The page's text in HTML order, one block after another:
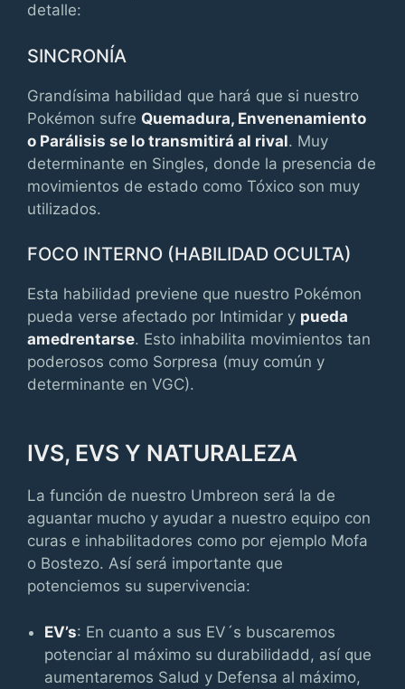
detalle:
SINCRONÍA
Grandísima habilidad que hará que si nuestro
Pokémon sufre Quemadura, Envenenamiento
o Parálisis se lo transmitirá al rival. Muy
determinante en Singles, donde la presencia de
movimientos de estado como Tóxico son muy
utilizados.
FOCO INTERNO (HABILIDAD OCULTA)
Esta habilidad previene que nuestro Pokémon
pueda verse afectado por Intimidar y pueda
amedrentarse. Esto inhabilita movimientos tan
poderosos como Sorpresa (muy común y
determinante en VGC).
IVS, EVS Y NATURALEZA
La función de nuestro Umbreon será la de
aguantar mucho y ayudar a nuestro equipo con
curas e inhabilitadores como por ejemplo Mofa
o Bostezo. Así será importante que
potenciemos su supervivencia:
EV’s: En cuanto a sus EV´s buscaremos
potenciar al máximo su durabilidadd, así que
aumentaremos Salud y Defensa al máximo,